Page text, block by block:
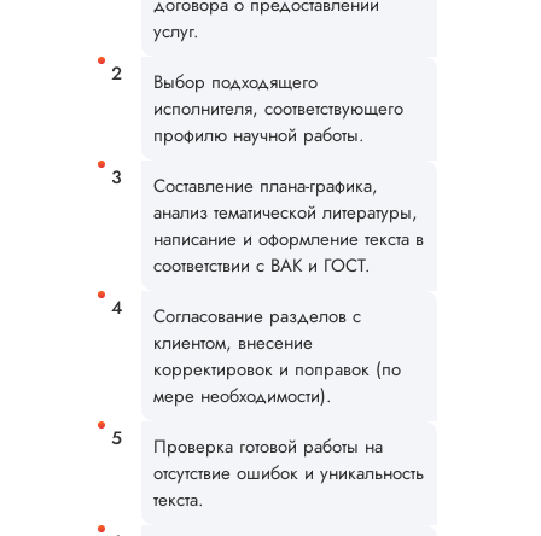
услуг.
Выбор подходящего
исполнителя, соответствующего
профилю научной работы.
Составление плана-графика,
анализ тематической литературы,
написание и оформление текста в
соответствии с ВАК и ГОСТ.
Согласование разделов с
клиентом, внесение
корректировок и поправок (по
мере необходимости).
Проверка готовой работы на
отсутствие ошибок и уникальность
текста.
Дата:
Преимущества:
оплаты заказа,